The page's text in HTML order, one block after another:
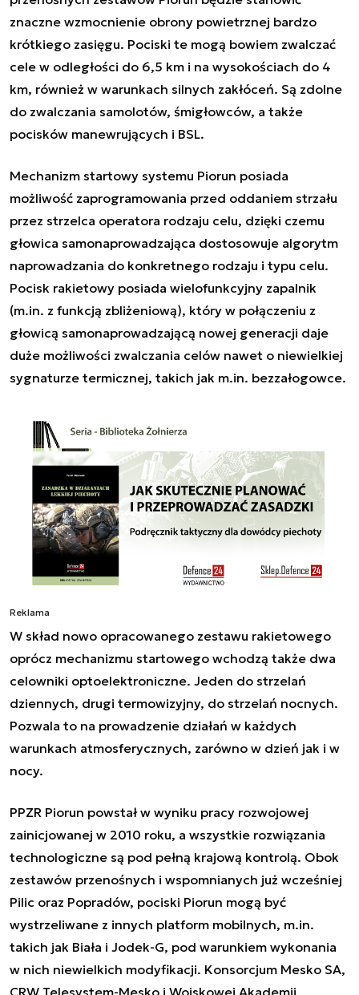
znaczne wzmocnienie obrony powietrznej bardzo
krótkiego zasięgu. Pociski te mogą bowiem zwalczać
cele w odległości do 6,5 km i na wysokościach do 4
km, również w warunkach silnych zakłóceń. Są zdolne
do zwalczania samolotów, śmigłowców, a także
pocisków manewrujących i BSL.
Mechanizm startowy systemu Piorun posiada
możliwość zaprogramowania przed oddaniem strzału
przez strzelca operatora rodzaju celu, dzięki czemu
głowica samonaprowadzająca dostosowuje algorytm
naprowadzania do konkretnego rodzaju i typu celu.
Pocisk rakietowy posiada wielofunkcyjny zapalnik
(m.in. z funkcją zbliżeniową), który w połączeniu z
głowicą samonaprowadzającą nowej generacji daje
duże możliwości zwalczania celów nawet o niewielkiej
sygnaturze termicznej, takich jak m.in. bezzałogowce.
Reklama
W skład nowo opracowanego zestawu rakietowego
oprócz mechanizmu startowego wchodzą także dwa
celowniki optoelektroniczne. Jeden do strzelań
dziennych, drugi termowizyjny, do strzelań nocnych.
Pozwala to na prowadzenie działań w każdych
warunkach atmosferycznych, zarówno w dzień jak i w
nocy.
PPZR Piorun powstał w wyniku pracy rozwojowej
zainicjowanej w 2010 roku, a wszystkie rozwiązania
technologiczne są pod pełną krajową kontrolą. Obok
zestawów przenośnych i wspomnianych już wcześniej
Pilic oraz Popradów, pociski Piorun mogą być
wystrzeliwane z innych platform mobilnych, m.in.
takich jak Biała i Jodek-G, pod warunkiem wykonania
w nich niewielkich modyfikacji. Konsorcjum Mesko SA,
CRW Telesystem-Mesko i Wojskowej Akademii